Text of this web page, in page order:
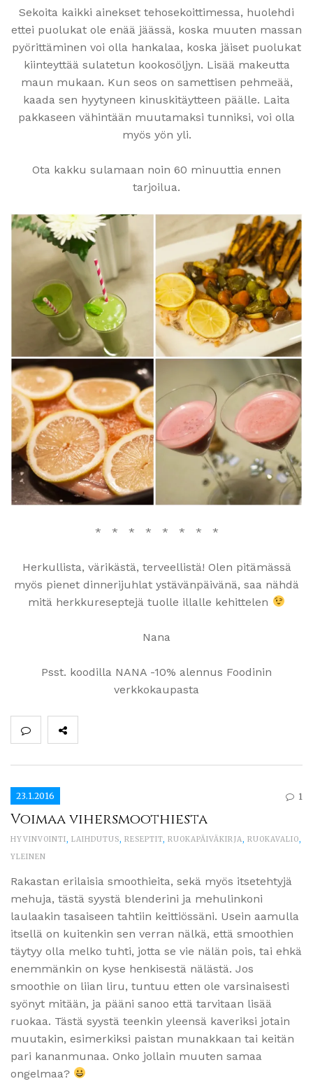
Sekoita kaikki ainekset tehosekoittimessa, huolehdi
ettei puolukat ole enää jäässä, koska muuten massan
pyörittäminen voi olla hankalaa, koska jäiset puolukat
kiinteyttää sulatetun kookosöljyn. Lisää makeutta
maun mukaan. Kun seos on samettisen pehmeää,
kaada sen hyytyneen kinuskitäytteen päälle. Laita
pakkaseen vähintään muutamaksi tunniksi, voi olla
myös yön yli.
Ota kakku sulamaan noin 60 minuuttia ennen
tarjoilua.
* * * * * * * *
Herkullista, värikästä, terveellistä! Olen pitämässä
myös pienet dinnerijuhlat ystävänpäivänä, saa nähdä
mitä herkkureseptejä tuolle illalle kehittelen
Nana
Psst. koodilla NANA -10% alennus Foodinin
verkkokaupasta
23.1.2016 1
Voimaa vihersmoothiesta
HYVINVOINTI, LAIHDUTUS, RESEPTIT, RUOKAPÄIVÄKIRJA, RUOKAVALIO,
YLEINEN
Rakastan erilaisia smoothieita, sekä myös itsetehtyjä
mehuja, tästä syystä blenderini ja mehulinkoni
laulaakin tasaiseen tahtiin keittiössäni. Usein aamulla
itsellä on kuitenkin sen verran nälkä, että smoothien
täytyy olla melko tuhti, jotta se vie nälän pois, tai ehkä
enemmänkin on kyse henkisestä nälästä. Jos
smoothie on liian liru, tuntuu etten ole varsinaisesti
syönyt mitään, ja pääni sanoo että tarvitaan lisää
ruokaa. Tästä syystä teenkin yleensä kaveriksi jotain
muutakin, esimerkiksi paistan munakkaan tai keitän
pari kananmunaa. Onko jollain muuten samaa
ongelmaa?